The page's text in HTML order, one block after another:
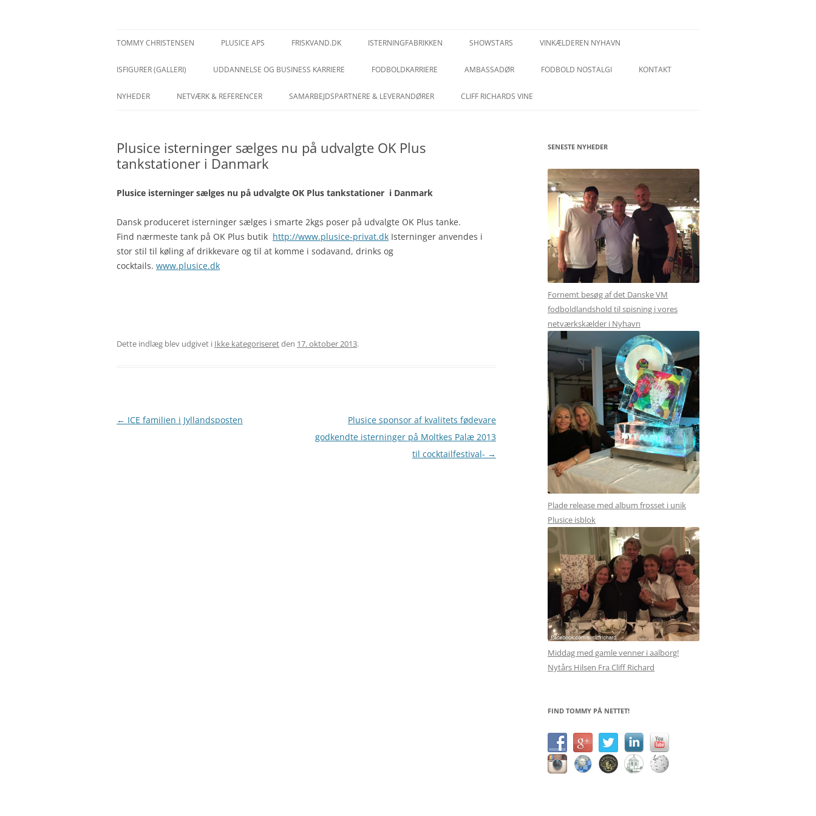
TOMMY CHRISTENSEN PLUSICE APS FRISKVAND.DK ISTERNINGFABRIKKEN SHOWSTARS VINKÆLDEREN NYHAVN
ISFIGURER (GALLERI) UDDANNELSE OG BUSINESS KARRIERE FODBOLDKARRIERE AMBASSADØR FODBOLD NOSTALGI KONTAKT
NYHEDER NETVÆRK & REFERENCER SAMARBEJDSPARTNERE & LEVERANDØRER CLIFF RICHARDS VINE
Plusice isterninger sælges nu på udvalgte OK Plus
tankstationer i Danmark
Plusice isterninger sælges nu på udvalgte OK Plus tankstationer i Danmark
Dansk produceret isterninger sælges i smarte 2kgs poser på udvalgte OK Plus tanke.
Find nærmeste tank på OK Plus butik http://www.plusice-privat.dk Isterninger anvendes i
stor stil til køling af drikkevare og til at komme i sodavand, drinks og
cocktails. www.plusice.dk
Dette indlæg blev udgivet i Ikke kategoriseretden 17. oktober 2013.
Indlægsnavigation
← ICE familien i Jyllandsposten
Plusice sponsor af kvalitets fødevare
godkendte isterninger på Moltkes Palæ 2013
til cocktailfestival- →
SENESTE NYHEDER
Fornemt besøg af det Danske VM
fodboldlandshold til spisning i vores
netværkskælder i Nyhavn
Plade release med album frosset i unik
Plusice isblok
Middag med gamle venner i aalborg!
Nytårs Hilsen Fra Cliff Richard
FIND TOMMY PÅ NETTET!